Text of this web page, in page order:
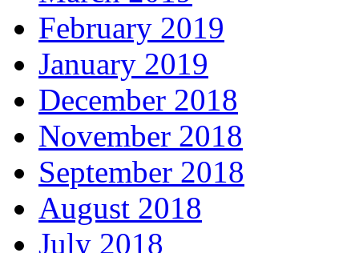
February 2019
January 2019
December 2018
November 2018
September 2018
August 2018
July 2018